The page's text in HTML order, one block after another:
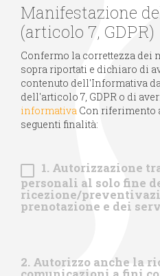
Manifestazione
(articolo 7, GDPR)
Confermo la correttezza dei
sopra riportati e dichiaro di
contenuto dell'Informativa
dell'articolo 7, GDPR o di
informativa Con riferimento
seguenti finalità:
1. Autorizzazione
personali al solo fine
ricezione/
prenotazione e dei
2. Autorizzo anche la